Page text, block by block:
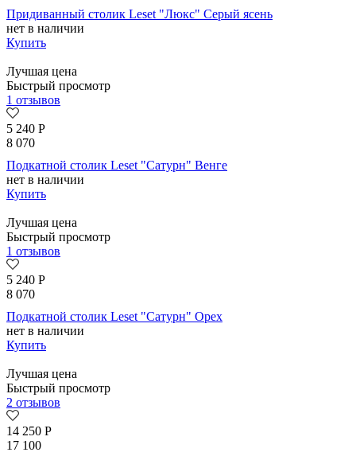
Придиванный столик Leset "Люкс" Серый ясень
нет в наличии
Купить
Лучшая цена
Быстрый просмотр
1 отзывов
5 240 Р
8 070
Подкатной столик Leset "Сатурн" Венге
нет в наличии
Купить
Лучшая цена
Быстрый просмотр
1 отзывов
5 240 Р
8 070
Подкатной столик Leset "Сатурн" Орех
нет в наличии
Купить
Лучшая цена
Быстрый просмотр
2 отзывов
14 250 Р
17 100